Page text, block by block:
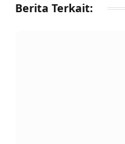
Berita Terkait: